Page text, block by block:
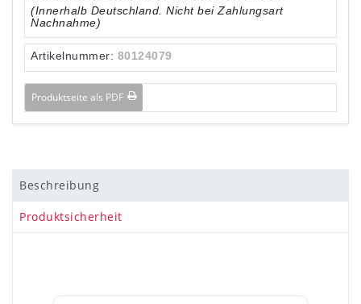
(Innerhalb Deutschland. Nicht bei Zahlungsart
Nachnahme)
Artikelnummer: 80124079
Produktseite als PDF
Beschreibung
Produktsicherheit